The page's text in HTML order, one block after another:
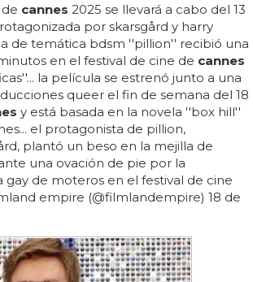
cannes 2025 se llevará a cabo del 13
por skarsgård y harry
de temática bdsm ''pillion'' recibió una
en el festival de cine de cannes
la película se estrenó junto a una
queer el fin de semana del 18
y está basada en la novela ''box hill''
el protagonista de pillion,
plantó un beso en la mejilla de
una ovación de pie por la
gay de moteros en el festival de cine
empire (@filmlandempire) 18 de